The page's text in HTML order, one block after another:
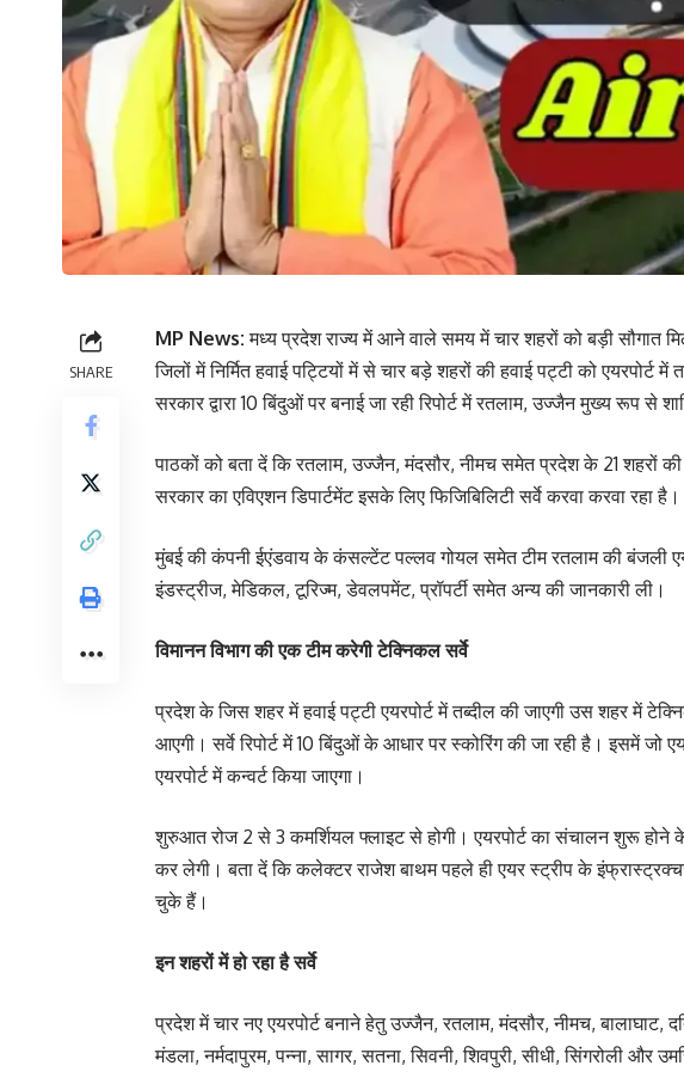
SHARE
MP News:मध्य प्रदेश राज्य में आने वाले समय में चार शहरों को बड़ी सौगात
जिलों में निर्मित हवाई पट्टियों में से चार बड़े शहरों की हवाई पट्टी को
सरकार द्वारा 10 बिंदुओं पर बनाई जा रही रिपोर्ट में रतलाम, उज्जैन मुख्य रूप से
पाठकों को बता दें कि रतलाम, उज्जैन, मंदसौर, नीमच समेत प्रदेश के 21 शहरों
सरकार का एविएशन डिपार्टमेंट इसके लिए फिजिबिलिटी सर्वे करवा करवा रहा है।
मुंबई की कंपनी ईएंडवाय के कंसल्टेंट पल्लव गोयल समेत टीम रतलाम की बंजली
इंडस्ट्रीज, मेडिकल, टूरिज्म, डेवलपमेंट, प्रॉपर्टी समेत अन्य की जानकारी ली।
विमानन विभाग की एक टीम करेगी टेक्निकल सर्वे
प्रदेश के जिस शहर में हवाई पट्टी एयरपोर्ट में तब्दील की जाएगी उस शहर में
आएगी। सर्वे रिपोर्ट में 10 बिंदुओं के आधार पर स्कोरिंग की जा रही है। इसमें
एयरपोर्ट में कन्वर्ट किया जाएगा।
शुरुआत रोज 2 से 3 कमर्शियल फ्लाइट से होगी। एयरपोर्ट का संचालन शुरू होने
कर लेगी। बता दें कि कलेक्टर राजेश बाथम पहले ही एयर स्ट्रीप के
चुके हैं।
इन शहरों में हो रहा है सर्वे
प्रदेश में चार नए एयरपोर्ट बनाने हेतु उज्जैन, रतलाम, मंदसौर, नीमच, बालाघाट,
मंडला, नर्मदापुरम, पन्ना, सागर, सतना, सिवनी, शिवपुरी, सीधी, सिंगरोली और